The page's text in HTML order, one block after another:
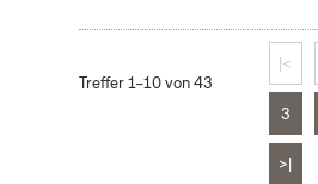
Treffer 1–10 von 43
|<
3
>|